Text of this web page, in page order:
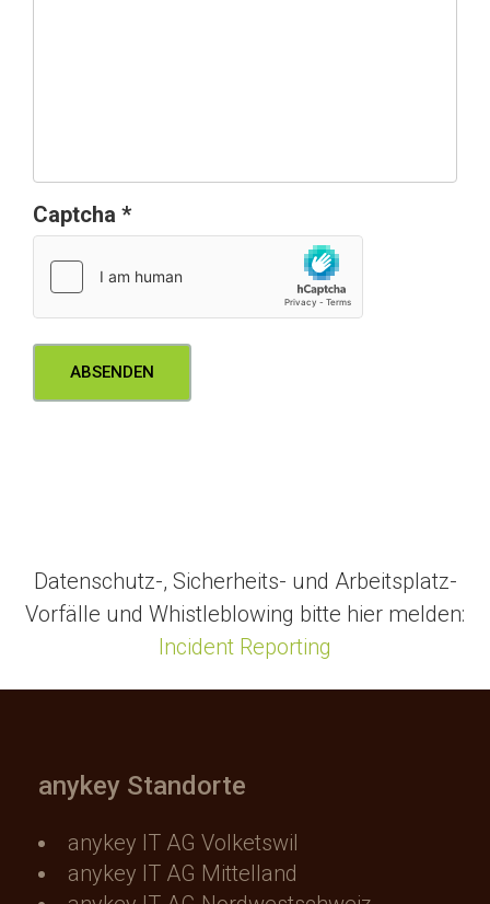
Captcha *
Datenschutz-, Sicherheits- und Arbeitsplatz-
Vorfälle und Whistleblowing bitte hier melden:
Incident Reporting
anykey Standorte
anykey IT AG Volketswil
anykey IT AG Mittelland